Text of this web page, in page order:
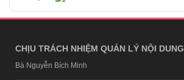
CHỊU TRÁCH NHIỆM QUẢN LÝ NỘI DUNG
Bà Nguyễn Bích Minh